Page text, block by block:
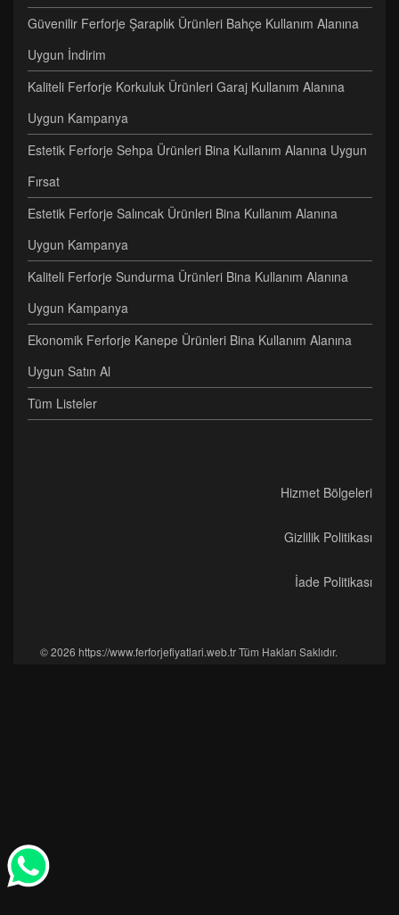
Güvenilir Ferforje Şaraplık Ürünleri Bahçe Kullanım Alanına
Uygun İndirim
Kaliteli Ferforje Korkuluk Ürünleri Garaj Kullanım Alanına
Uygun Kampanya
Estetik Ferforje Sehpa Ürünleri Bina Kullanım Alanına Uygun
Fırsat
Estetik Ferforje Salıncak Ürünleri Bina Kullanım Alanına
Uygun Kampanya
Kaliteli Ferforje Sundurma Ürünleri Bina Kullanım Alanına
Uygun Kampanya
Ekonomik Ferforje Kanepe Ürünleri Bina Kullanım Alanına
Uygun Satın Al
Tüm Listeler
Hizmet Bölgeleri
Gizlilik Politikası
İade Politikası
© 2026 https://www.ferforjefiyatlari.web.tr Tüm Hakları Saklıdır.